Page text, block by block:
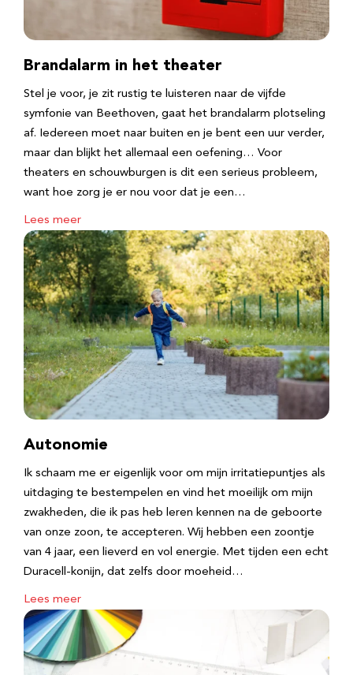
Brandalarm in het theater
Stel je voor, je zit rustig te luisteren naar de vijfde
symfonie van Beethoven, gaat het brandalarm plotseling
af. Iedereen moet naar buiten en je bent een uur verder,
maar dan blijkt het allemaal een oefening… Voor
theaters en schouwburgen is dit een serieus probleem,
want hoe zorg je er nou voor dat je een…
Lees meer
Autonomie
Ik schaam me er eigenlijk voor om mijn irritatiepuntjes als
uitdaging te bestempelen en vind het moeilijk om mijn
zwakheden, die ik pas heb leren kennen na de geboorte
van onze zoon, te accepteren. Wij hebben een zoontje
van 4 jaar, een lieverd en vol energie. Met tijden een echt
Duracell-konijn, dat zelfs door moeheid…
Lees meer